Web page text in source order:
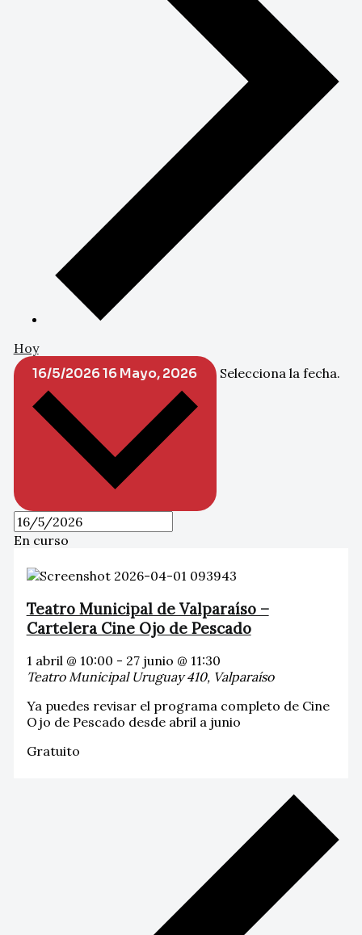
Hoy
16/5/202616 Mayo, 2026 Selecciona la fecha.
En curso
Teatro Municipal de Valparaíso –
Cartelera Cine Ojo de Pescado
1 abril @ 10:00 - 27 junio @ 11:30
Teatro Municipal Uruguay 410, Valparaíso
Ya puedes revisar el programa completo de Cine
Ojo de Pescado desde abril a junio
Gratuito